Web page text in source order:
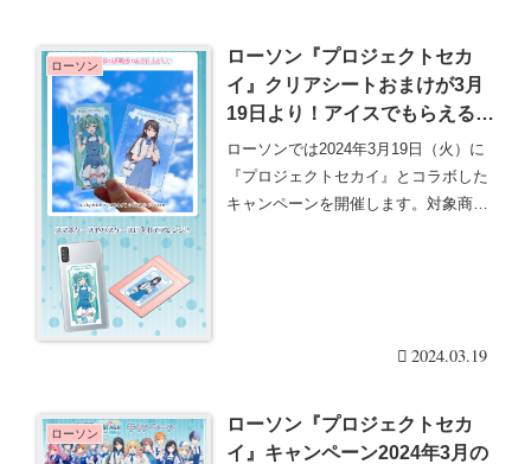
ローソン
ローソン『プロジェクトセカ
イ』クリアシートおまけが3月
19日より！アイスでもらえる！
全6種！口コミ、売り切れまと
め！ュールまとめ！コラボ食
品・グッズ・おまけも！
ローソンでは2024年3月19日（火）に
『プロジェクトセカイ』とコラボした
キャンペーンを開催します。対象商品
2024.03.19
ローソン
ローソン『プロジェクトセカ
イ』キャンペーン2024年3月の